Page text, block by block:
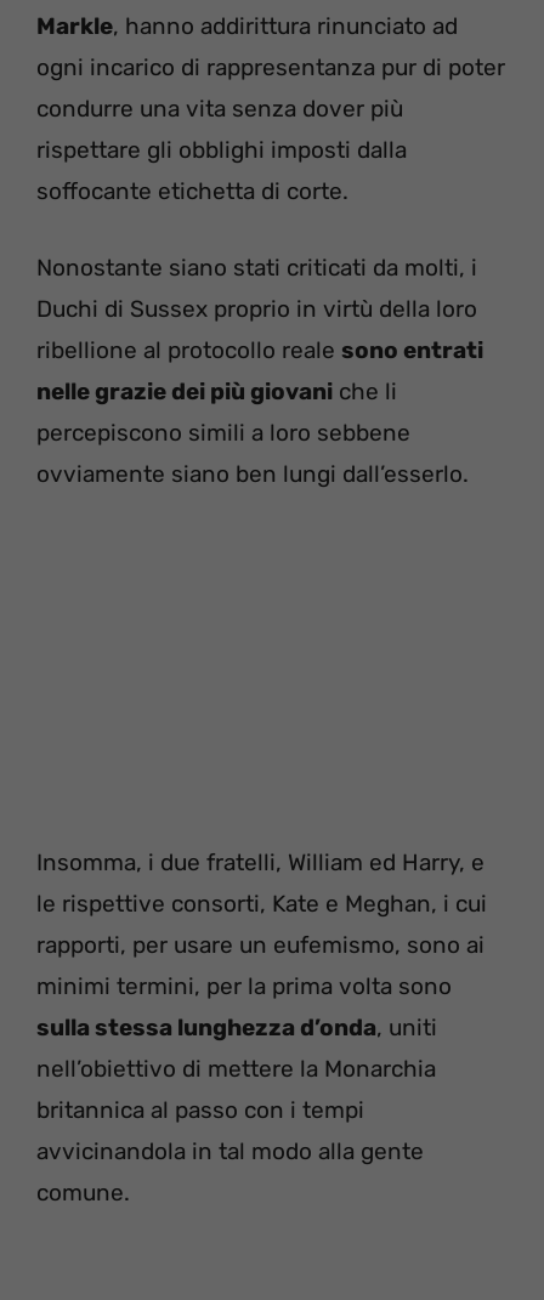
Markle, hanno addirittura rinunciato ad
ogni incarico di rappresentanza pur di poter
condurre una vita senza dover più
rispettare gli obblighi imposti dalla
soffocante etichetta di corte.
Nonostante siano stati criticati da molti, i
Duchi di Sussex proprio in virtù della loro
ribellione al protocollo reale sono entrati
nelle grazie dei più giovani che li
percepiscono simili a loro sebbene
ovviamente siano ben lungi dall’esserlo.
Insomma, i due fratelli, William ed Harry, e
le rispettive consorti, Kate e Meghan, i cui
rapporti, per usare un eufemismo, sono ai
minimi termini, per la prima volta sono
sulla stessa lunghezza d’onda, uniti
nell’obiettivo di mettere la Monarchia
britannica al passo con i tempi
avvicinandola in tal modo alla gente
comune.